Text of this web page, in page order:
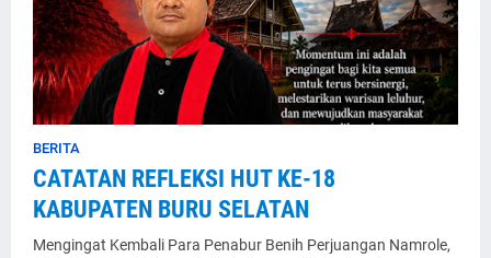
BERITA
CATATAN REFLEKSI HUT KE-18
KABUPATEN BURU SELATAN
Mengingat Kembali Para Penabur Benih Perjuangan Namrole,